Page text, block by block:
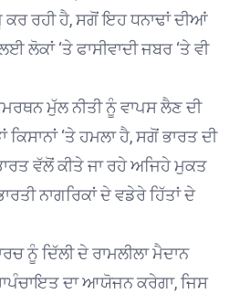
ਕਰ ਰਹੀ ਹੈ, ਸਗੋਂ ਇਹ ਧਨਾਢਾਂ ਦੀਆਂ
ਲੋਕਾਂ ‘ਤੇ ਫਾਸੀਵਾਦੀ ਜਬਰ ‘ਤੇ ਵੀ
ਮੁੱਲ ਨੀਤੀ ਨੂੰ ਵਾਪਸ ਲੈਣ ਦੀ
‘ਤੇ ਹਮਲਾ ਹੈ, ਸਗੋਂ ਭਾਰਤ ਦੀ
ਵੱਲੋਂ ਕੀਤੇ ਜਾ ਰਹੇ ਅਜਿਹੇ ਮੁਕਤ
ਨਾਗਰਿਕਾਂ ਦੇ ਵਡੇਰੇ ਹਿੱਤਾਂ ਦੇ
ਨੂੰ ਦਿੱਲੀ ਦੇ ਰਾਮਲੀਲਾ ਮੈਦਾਨ
ਦਾ ਆਯੋਜਨ ਕਰੇਗਾ, ਜਿਸ